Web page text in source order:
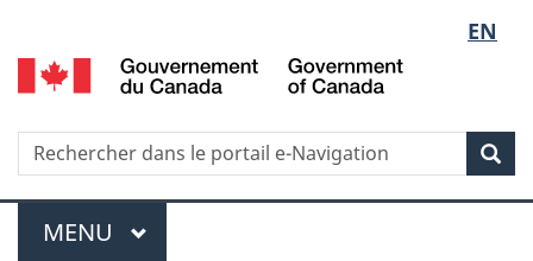
la
langue
EN
of
Recherche
Rechercher
dans
le
portail
Menu
MENU PRINCIPAL